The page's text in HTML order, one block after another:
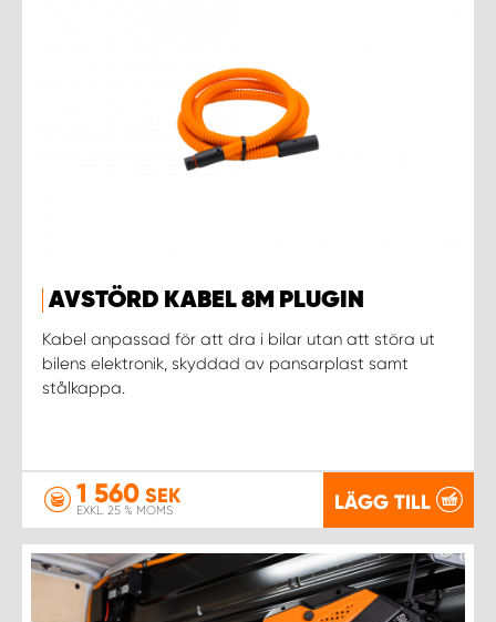
AVSTÖRD KABEL 8M PLUGIN
Kabel anpassad för att dra i bilar utan att störa ut
bilens elektronik, skyddad av pansarplast samt
stålkappa.
1 560 SEK
EXKL. 25 % MOMS LÄGG TILL